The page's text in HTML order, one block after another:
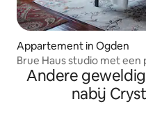
Appartement in Ogden
Brue Haus studio met
Andere
nabij